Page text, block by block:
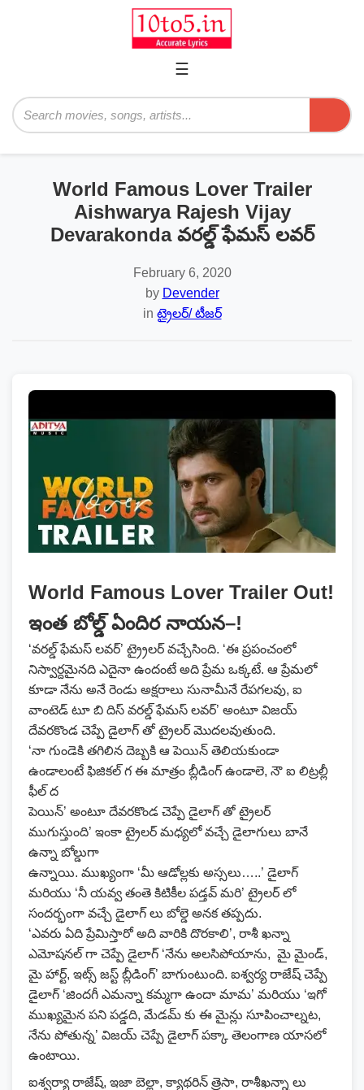
Search
☰
Menu
World Famous Lover Trailer
Aishwarya Rajesh Vijay
Devarakonda వ‌ర‌ల్డ్ ఫేమ‌స్ ల‌వ‌ర్‌
February 6, 2020
by Devender
in ట్రైలర్/ టీజర్
World Famous Lover Trailer Out!
ఇంత బోల్డ్ ఏందిర నాయన–!
‘వ‌ర‌ల్డ్ ఫేమ‌స్ ల‌వ‌ర్‌’ ట్ర్రైలర్ వచ్చేసింది. ‘ఈ ప్రపంచంలో
నిస్వార్దమైనది ఎదైనా ఉందంటే అది ప్రేమ ఒక్కటే. ఆ ప్రేమలో
కూడా నేను అనే రెండు అక్షరాలు సునామీనే రేపగలవు, ఐ
వాంటెడ్ టూ బి దిస్ వ‌ర‌ల్డ్ ఫేమ‌స్ ల‌వ‌ర్‌’ అంటూ విజయ్
దేవరకొండ చెప్పే డైలాగ్ తో ట్రైలర్ మొదలవుతుంది.
‘నా గుండెకి తగిలిన దెబ్బకి ఆ పెయిన్ తెలియకుండా
ఉండాలంటే ఫిజికల్ గ ఈ మాత్రం బ్లీడింగ్ ఉండాలె, నౌ ఐ లిట్రల్లీ
ఫీల్ ద
పెయిన్’ అంటూ దేవరకొండ చెప్పే డైలాగ్ తో ట్రైలర్
ముగుస్తుంది’ ఇంకా ట్రైలర్ మధ్యలో వచ్చే డైలాగులు బానే
ఉన్నా బోల్డుగా
ఉన్నాయి. ముఖ్యంగా ‘మీ ఆడోల్లకు అస్సలు…..’ డైలాగ్
మరియు ‘నీ యవ్వ తంతె కిటికీల పడ్తవ్ మరి’ ట్రైలర్ లో
సందర్భంగా వచ్చే డైలాగ్ లు బోల్డె అనక తప్పదు.
‘ఎవరు ఏది ప్రేమిస్తారో అది వారికి దొరకాలి’, రాశీ ఖన్నా
ఎమోషనల్ గా చెప్పే డైలాగ్ ‘నేను అలసిపోయాను, మై మైండ్,
మై హార్ట్, ఇట్స్ జస్ట్ బ్లీడింగ్’ బాగుంటుంది. ఐశ్వర్య రాజేష్ చెప్పే
డైలాగ్ ‘జిందగీ ఎమన్నా కమ్మగా ఉందా మామ’ మరియు ‘ఇగో
ముఖ్యమైన పని పడ్డది, మేడమ్ కు ఈ మైన్లు సూపించాల్నట,
నేను పోతున్న’ విజయ్ చెప్పే డైలాగ్ పక్కా తెలంగాణ యాసలో
ఉంటాయి.
ఐశ్వర్యా రాజేష్‌, ఇజా బెల్లా, క్యాథరిన్ త్రెసా, రాశీఖ‌న్నా లు